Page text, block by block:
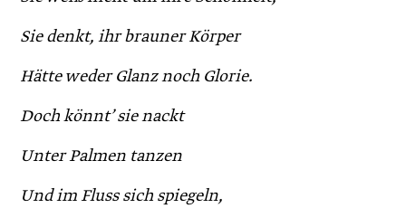
Sie denkt, ihr brauner Körper
Hätte weder Glanz noch Glorie.
Doch könnt’ sie nackt
Unter Palmen tanzen
Und im Fluss sich spiegeln,